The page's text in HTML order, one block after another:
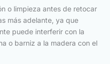
o limpieza antes de retocar
más adelante, ya que
puede interferir con la
o barniz a la madera con el